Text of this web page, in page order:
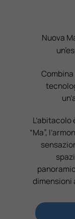
Nuova
“Ma”,
dimensioni